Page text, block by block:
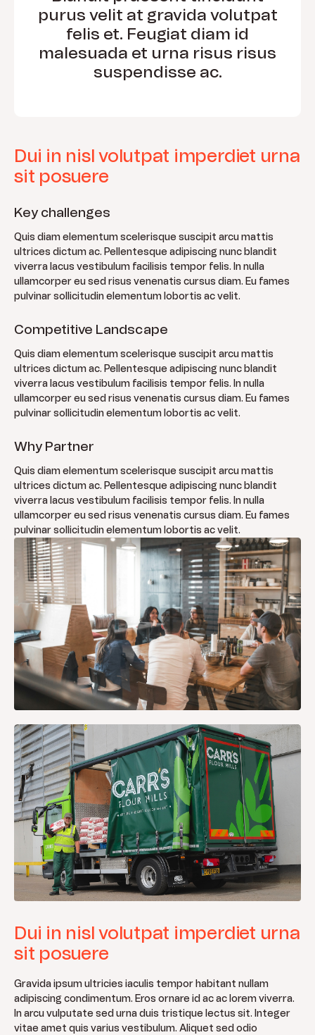
purus velit at gravida volutpat
felis et. Feugiat diam id
malesuada et urna risus risus
suspendisse ac.
Dui in nisl volutpat imperdiet urna
sit posuere
Key challenges
Quis diam elementum scelerisque suscipit arcu mattis
ultrices dictum ac. Pellentesque adipiscing nunc blandit
viverra lacus vestibulum facilisis tempor felis. In nulla
ullamcorper eu sed risus venenatis cursus diam. Eu fames
pulvinar sollicitudin elementum lobortis ac velit.
Competitive Landscape
Quis diam elementum scelerisque suscipit arcu mattis
ultrices dictum ac. Pellentesque adipiscing nunc blandit
viverra lacus vestibulum facilisis tempor felis. In nulla
ullamcorper eu sed risus venenatis cursus diam. Eu fames
pulvinar sollicitudin elementum lobortis ac velit.
Why Partner
Quis diam elementum scelerisque suscipit arcu mattis
ultrices dictum ac. Pellentesque adipiscing nunc blandit
viverra lacus vestibulum facilisis tempor felis. In nulla
ullamcorper eu sed risus venenatis cursus diam. Eu fames
pulvinar sollicitudin elementum lobortis ac velit.
Dui in nisl volutpat imperdiet urna
sit posuere
Gravida ipsum ultricies iaculis tempor habitant nullam
adipiscing condimentum. Eros ornare id ac ac lorem viverra.
In arcu vulputate sed urna duis tristique lectus sit. Integer
vitae amet quis varius vestibulum. Aliquet sed odio